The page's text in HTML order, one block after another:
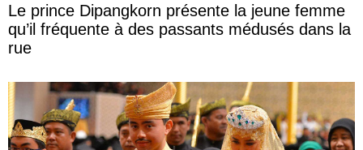
Le prince Dipangkorn présente la jeune femme
qu’il fréquente à des passants médusés dans la
rue